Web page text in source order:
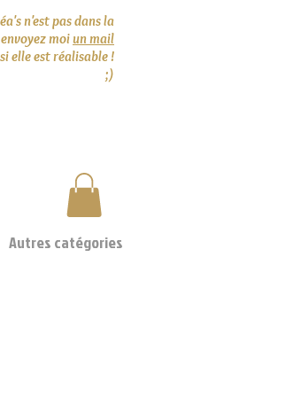
n'est pas dans la
moiun mail
elle est réalisable !
;)
Autres catégories